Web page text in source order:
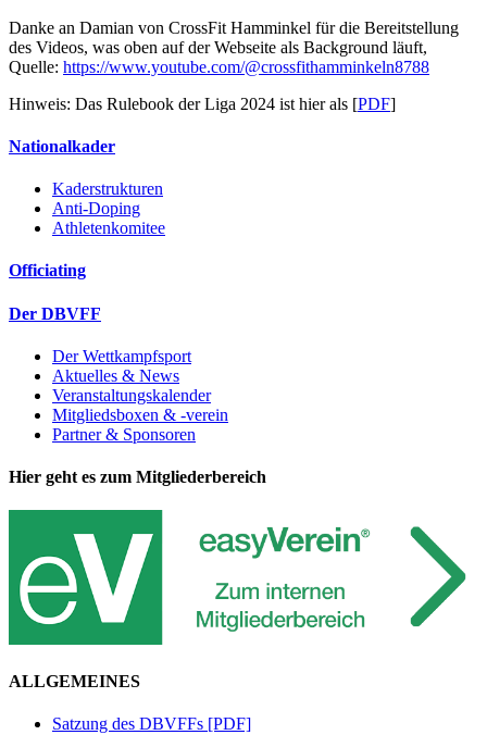
Danke an Damian von CrossFit Hamminkel für die Bereitstellung
des Videos, was oben auf der Webseite als Background läuft,
Quelle: https://www.youtube.com/@crossfithamminkeln8788
Hinweis: Das Rulebook der Liga 2024 ist hier als [PDF]
Nationalkader
Kaderstrukturen
Anti-Doping
Athletenkomitee
Officiating
Der DBVFF
Der Wettkampfsport
Aktuelles & News
Veranstaltungskalender
Mitgliedsboxen & -verein
Partner & Sponsoren
Hier geht es zum Mitgliederbereich
ALLGEMEINES
Satzung des DBVFFs [PDF]